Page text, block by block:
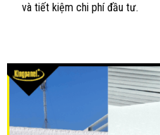
và tiết kiệm chi phí đầu tư.